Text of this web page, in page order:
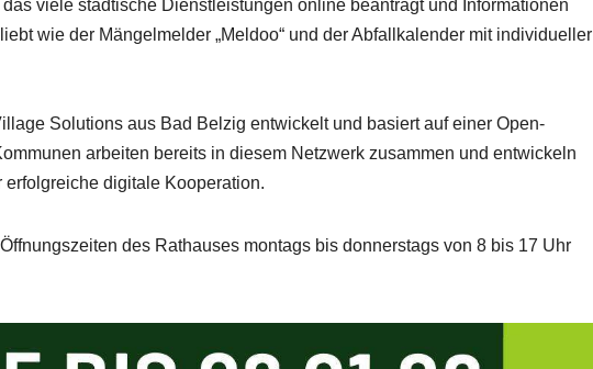
viele städtische Dienstleistungen online beantragt und Informationen
wie der Mängelmelder „Meldoo“ und der Abfallkalender mit individueller
Solutions aus Bad Belzig entwickelt und basiert auf einer Open-
arbeiten bereits in diesem Netzwerk zusammen und entwickeln
digitale Kooperation.
des Rathauses montags bis donnerstags von 8 bis 17 Uhr